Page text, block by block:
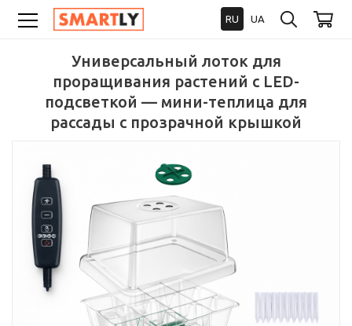
RU UA
Универсальный лоток для
проращивания растений с LED-
подсветкой — мини-теплица для
рассады с прозрачной крышкой